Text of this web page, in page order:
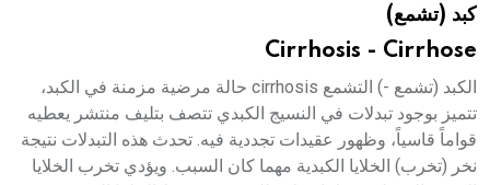
هيئة الموسوعة العربية تطلق موسوعات جديدة في عام 2026كبد (تشمع)
Cirrhosis - Cirrhose
الكبد (تشمع -) التشمع cirrhosis حالة مرضية مزمنة في الكبد،
تتميز بوجود تبدلات في النسيج الكبدي تتصف بتليف منتشر يعطيه
قواماً قاسياً، وظهور عقيدات تجددية فيه. تحدث هذه التبدلات نتيجة
نخر (تخرب) الخلايا الكبدية مهما كان السبب. ويؤدي تخرب الخلايا